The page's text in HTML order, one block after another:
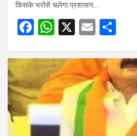
किसके भरोसे चलेगा प्रशासन…
F
ce
b
o
o
k
W
at
s
A
p
p
X
E
ail ar
e